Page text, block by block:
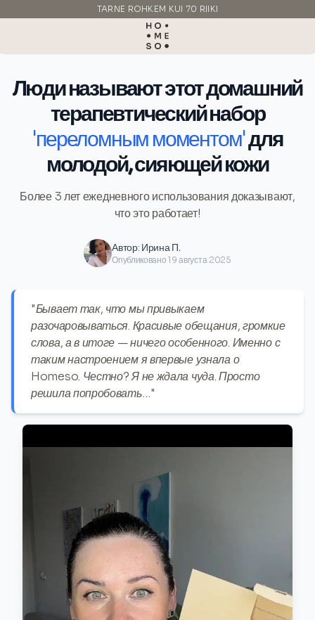
TARNE ROHKEM KUI 70 RIIKI
VALMISTATUD ITAALIAS
Люди называют этот домашний
терапевтический набор
'переломным моментом'для
молодой, сияющей кожи
Более 3 лет ежедневного использования доказывают,
что это работает!
Автор: Ирина П.
Опубликовано 19 августа 2025
"Бывает так, что мы привыкаем
разочаровываться. Красивые обещания, громкие
слова, а в итоге — ничего особенного. Именно с
таким настроением я впервые узнала о
Homeso. Честно? Я не ждала чуда. Просто
решила попробовать…"